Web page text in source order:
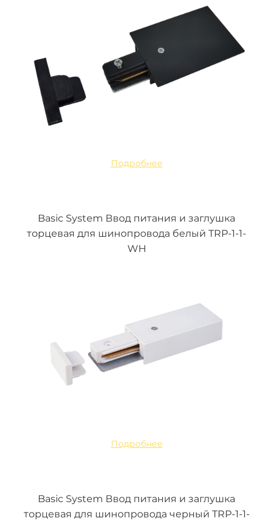
Подробнее
Basic System Ввод питания и заглушка
торцевая для шинопровода белый TRP-1-1-
WH
Подробнее
Basic System Ввод питания и заглушка
торцевая для шинопровода черный TRP-1-1-